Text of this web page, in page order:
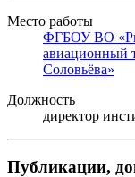
Место работы
ФГБОУ ВО
авиационный
Соловьёва»
Должность
директор
Публикации,